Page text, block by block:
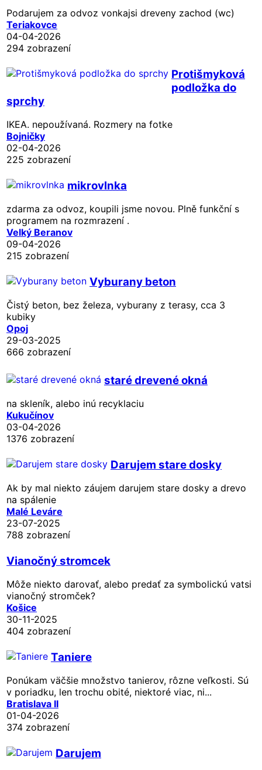
Podarujem za odvoz vonkajsi dreveny zachod (wc)
Teriakovce
04-04-2026
294 zobrazení
Protišmyková
podložka do
sprchy
IKEA. nepoužívaná. Rozmery na fotke
Bojničky
02-04-2026
225 zobrazení
mikrovlnka
zdarma za odvoz, koupili jsme novou. Plně funkční s
programem na rozmrazení .
Velký Beranov
09-04-2026
215 zobrazení
Vyburany beton
Čistý beton, bez železa, vyburany z terasy, cca 3
kubiky
Opoj
29-03-2025
666 zobrazení
staré drevené okná
na skleník, alebo inú recyklaciu
Kukučínov
03-04-2026
1376 zobrazení
Darujem stare dosky
Ak by mal niekto záujem darujem stare dosky a drevo
na spálenie
Malé Leváre
23-07-2025
788 zobrazení
Vianočný stromcek
Môže niekto darovať, alebo predať za symbolickú vatsi
vianočný stromček?
Košice
30-11-2025
404 zobrazení
Taniere
Ponúkam väčšie množstvo tanierov, rôzne veľkosti. Sú
v poriadku, len trochu obité, niektoré viac, ni...
Bratislava II
01-04-2026
374 zobrazení
Darujem